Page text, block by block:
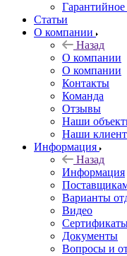
Статьи
О компании
Назад
О компании
О компании
Контакты
Команда
Отзывы
Наши
Наши
Информация
Назад
Информация
Варианты
Видео
Документы
Вопросы и